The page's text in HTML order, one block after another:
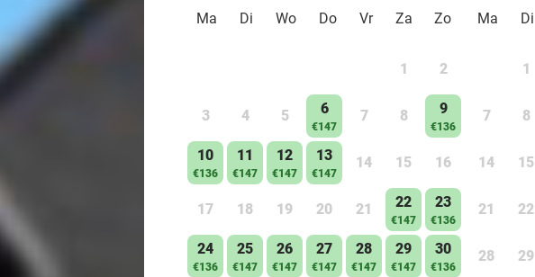
Ma
Di Wo Do Vr Za Zo
1 2
3 4 5 6
€147
7 8 9
€136
10
€136
11
€147
12
€147
13
€147
14 15 16
17 18 19 20 21 22
€147
23
€136
24
€136
25
€147
26
€147
27
€147
28
€147
29
€147
30
€136
Ma
Di
1
7 8
14 15
21 22
28 29